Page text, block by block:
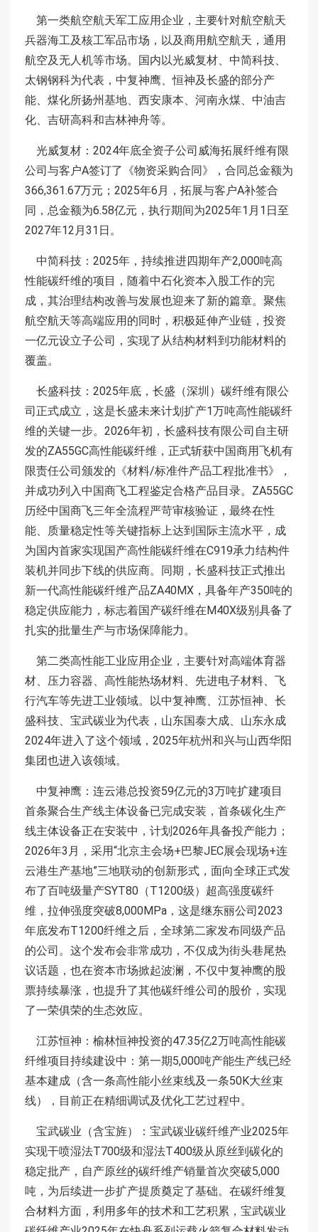
第一类航空航天军工应用企业，主要针对航空航天
兵器海工及核工军品市场，以及商用航空航天，通用
航空及无人机等市场。国内以光威复材、中简科技、
太钢钢科为代表，中复神鹰、恒神及长盛的部分产
能、煤化所扬州基地、西安康本、河南永煤、中油吉
化、吉研高科和吉林神舟等。
光威复材：2024年底全资子公司威海拓展纤维有限
公司与客户A签订了《物资采购合同》，合同总金额为
366,361.67万元；2025年6月，拓展与客户A补签合
同，总金额为6.58亿元，执行期间为2025年1月1日至
2027年12月31日。
中简科技：2025年，持续推进四期年产2,000吨高
性能碳纤维的项目，随着中石化资本入股工作的完
成，其治理结构改善与发展也迎来了新的篇章。聚焦
航空航天等高端应用的同时，积极延伸产业链，投资
一亿元设立子公司，实现了从结构材料到功能材料的
覆盖。
长盛科技：2025年底，长盛（深圳）碳纤维有限公
司正式成立，这是长盛未来计划扩产1万吨高性能碳纤
维的关键一步。2026年初，长盛科技有限公司自主研
发的ZA55GC高性能碳纤维，正式斩获中国商用飞机有
限责任公司颁发的《材料/标准件产品工程批准书》，
并成功列入中国商飞工程鉴定合格产品目录。ZA55GC
历经中国商飞三年全流程严苛审核验证，最终在性
能、质量稳定性等关键指标上达到国际主流水平，成
为国内首家实现国产高性能碳纤维在C919承力结构件
装机并同步下线的供应商。同期，长盛科技正式推出
新一代高性能碳纤维产品ZA40MX，具备年产350吨的
稳定供应能力，标志着国产碳纤维在M40X级别具备了
扎实的批量生产与市场保障能力。
第二类高性能工业应用企业，主要针对高端体育器
材、压力容器、高性能热场材料、先进电子材料、飞
行汽车等先进工业领域。以中复神鹰、江苏恒神、长
盛科技、宝武碳业为代表，山东国泰大成、山东永成
2024年进入了这个领域，2025年杭州和兴与山西华阳
集团也进入该领域。
中复神鹰：连云港总投资59亿元的3万吨扩建项目
首条聚合生产线主体设备已完成安装，首条碳化生产
线主体设备正在安装中，计划2026年具备投产能力；
2026年3月，采用“北京主会场+巴黎JEC展会现场+连
云港生产基地”三地联动的创新形式，面向全球正式发
布了百吨级量产SYT80（T1200级）超高强度碳纤
维，拉伸强度突破8,000MPa，这是继东丽公司2023
年底发布T1200纤维之后，全球第二家发布同级产品
的公司。这个发布会非常成功，不仅成为街头巷尾热
议话题，也在资本市场掀起波澜，不仅中复神鹰的股
票持续暴涨，也提升了其他碳纤维公司的股价，实现
了一荣俱荣的生态效应。
江苏恒神：榆林恒神投资的47.35亿2万吨高性能碳
纤维项目持续建设中：第一期5,000吨产能生产线已经
基本建成（含一条高性能小丝束线及一条50K大丝束
线），目前正在精细调试及优化工艺过程中。
宝武碳业（含宝旌）：宝武碳业碳纤维产业2025年
实现干喷湿法T700级和湿法T400级从原丝到碳化的
稳定批产，自产原丝的碳纤维产销量首次突破5,000
吨，为后续进一步扩产提质奠定了基础。在碳纤维复
合材料方面，利用多年的技术和工艺积累，宝武碳业